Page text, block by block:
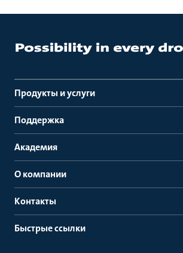
Продукты и услуги
Поддержка
Академия
О компании
Контакты
Быстрые ссылки